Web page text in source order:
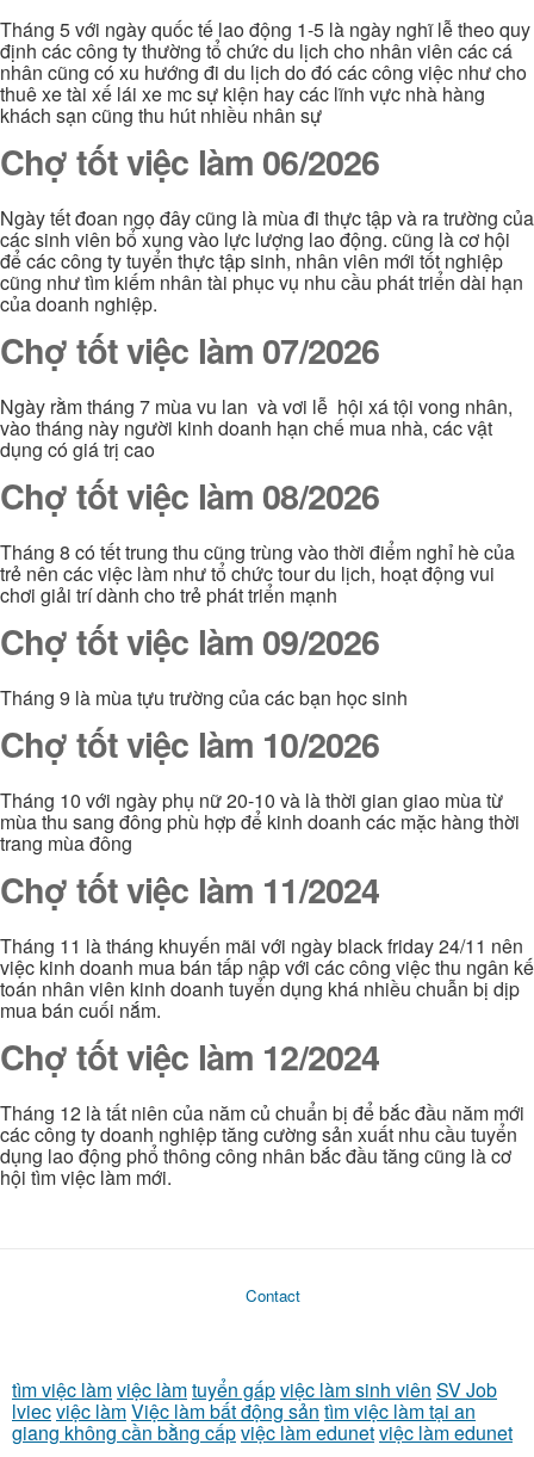
Tháng 5 với ngày quốc tế lao động 1-5 là ngày nghĩ lễ theo quy
định các công ty thường tổ chức du lịch cho nhân viên các cá
nhân cũng có xu hướng đi du lịch do đó các công việc như cho
thuê xe tài xế lái xe mc sự kiện hay các lĩnh vực nhà hàng
khách sạn cũng thu hút nhiều nhân sự
Chợ tốt việc làm 06/2026
Ngày tết đoan ngọ đây cũng là mùa đi thực tập và ra trường của
các sinh viên bổ xung vào lực lượng lao động. cũng là cơ hội
để các công ty tuyển thực tập sinh, nhân viên mới tốt nghiệp
cũng như tìm kiếm nhân tài phục vụ nhu cầu phát triển dài hạn
của doanh nghiệp.
Chợ tốt việc làm 07/2026
Ngày rằm tháng 7 mùa vu lan và vơi lễ hội xá tội vong nhân,
vào tháng này người kinh doanh hạn chế mua nhà, các vật
dụng có giá trị cao
Chợ tốt việc làm 08/2026
Tháng 8 có tết trung thu cũng trùng vào thời điểm nghỉ hè của
trẻ nên các việc làm như tổ chức tour du lịch, hoạt động vui
chơi giải trí dành cho trẻ phát triển mạnh
Chợ tốt việc làm 09/2026
Tháng 9 là mùa tựu trường của các bạn học sinh
Chợ tốt việc làm 10/2026
Tháng 10 với ngày phụ nữ 20-10 và là thời gian giao mùa từ
mùa thu sang đông phù hợp để kinh doanh các mặc hàng thời
trang mùa đông
Chợ tốt việc làm 11/2024
Tháng 11 là tháng khuyến mãi với ngày black friday 24/11 nên
việc kinh doanh mua bán tấp nập với các công việc thu ngân kế
toán nhân viên kinh doanh tuyển dụng khá nhiều chuẫn bị dịp
mua bán cuối nắm.
Chợ tốt việc làm 12/2024
Tháng 12 là tất niên của năm củ chuẩn bị để bắc đầu năm mới
các công ty doanh nghiệp tăng cường sản xuất nhu cầu tuyển
dụng lao động phổ thông công nhân bắc đầu tăng cũng là cơ
hội tìm việc làm mới.
Contact
tìm việc làmviệc làmtuyển gấpviệc làm sinh viên SV Job
lviecviệc làmViệc làm bất động sản tìm việc làm tại an
giang không cần bằng cấpviệc làm edunetviệc làm edunet